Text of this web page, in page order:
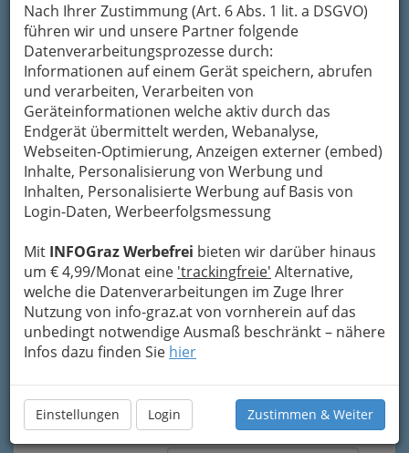
Nach Ihrer Zustimmung (Art. 6 Abs. 1 lit. a DSGVO)
führen wir und unsere Partner folgende
Datenverarbeitungsprozesse durch:
Informationen auf einem Gerät speichern, abrufen
und verarbeiten, Verarbeiten von
Geräteinformationen welche aktiv durch das
Endgerät übermittelt werden, Webanalyse,
Webseiten-Optimierung, Anzeigen externer (embed)
Inhalte, Personalisierung von Werbung und
Inhalten, Personalisierte Werbung auf Basis von
Login-Daten, Werbeerfolgsmessung
Mit INFOGraz Werbefrei bieten wir darüber hinaus
um € 4,99/Monat eine 'trackingfreie' Alternative,
welche die Datenverarbeitungen im Zuge Ihrer
Nutzung von info-graz.at von vornherein auf das
unbedingt notwendige Ausmaß beschränkt – nähere
Infos dazu finden Sie hier
Einstellungen Login Zustimmen & Weiter
Finanzberatung GmbH weitergeleitet.
Mein Name
Meine Email Adresse
Mein Betreff
Meine Nachricht